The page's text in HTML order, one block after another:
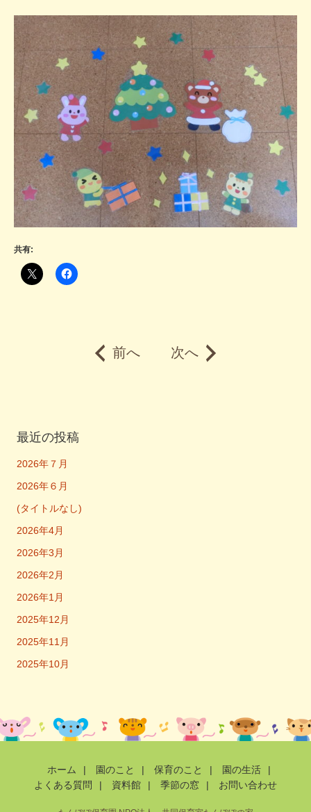
共有:
前へ 次へ
最近の投稿
2026年７月
2026年６月
(タイトルなし)
2026年4月
2026年3月
2026年2月
2026年1月
2025年12月
2025年11月
2025年10月
ホーム | 園のこと | 保育のこと | 園の生活
|
よくある質問
| 資料館 | 季節の窓 | お問い合わせ